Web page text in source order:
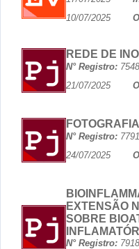
10/07/2025
REDE DE
N° Registro:
21/07/2025
N° Registro:
24/07/2025
EXTENSÃO
SOBRE
N° Registro: